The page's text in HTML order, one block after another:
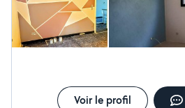
Voir le profil